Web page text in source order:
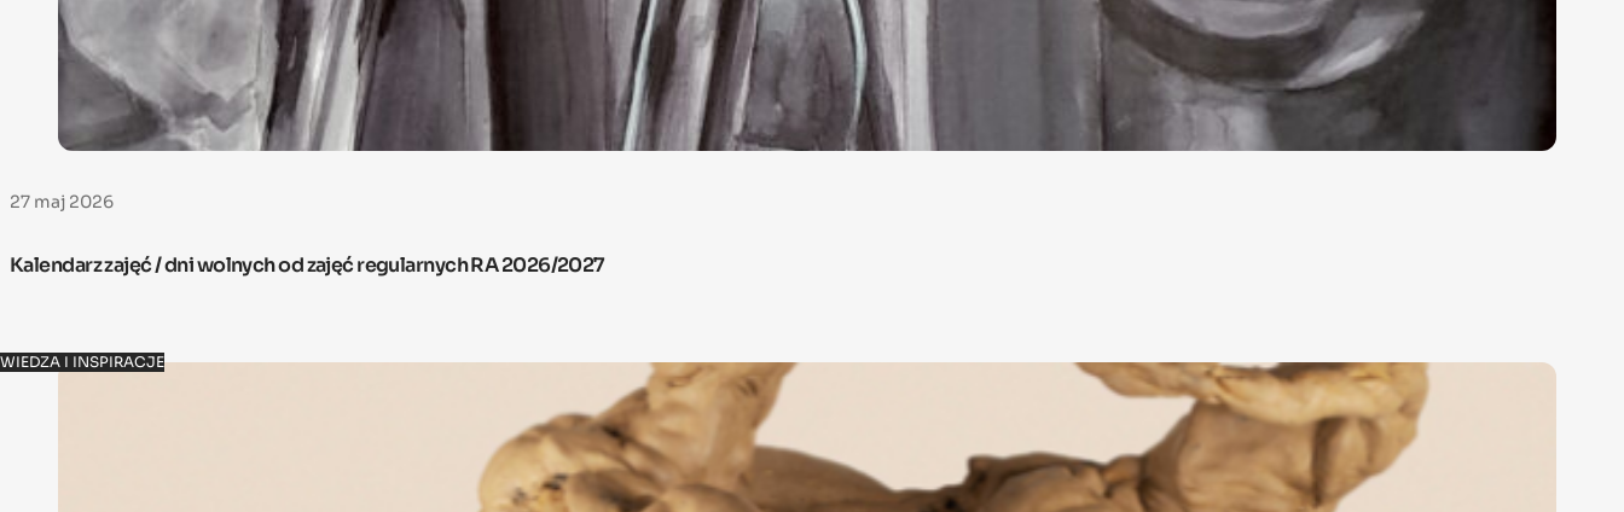
27 maj 2026
Kalendarz zajęć / dni wolnych od zajęć regularnych RA 2026/2027
WIEDZA I INSPIRACJE